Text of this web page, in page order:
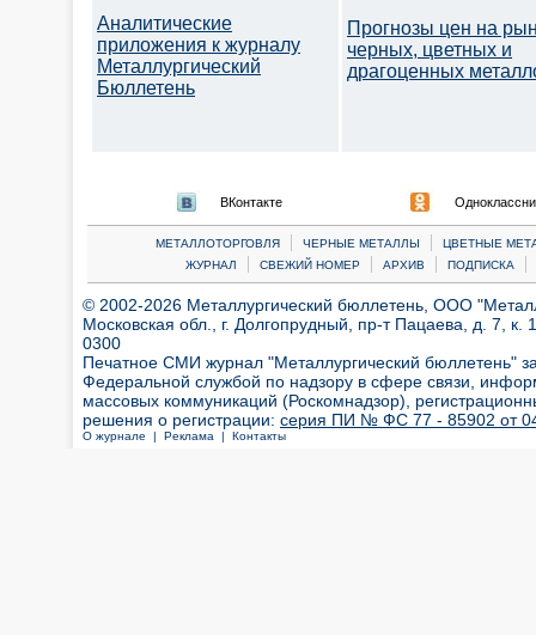
Аналитические
приложения к журналу
Металлургический
Бюллетень
Прогнозы цен на
черных, цветных и
драгоценных
ВКонтакте
МЕТАЛЛОТОРГОВЛЯ | ЧЕРНЫЕ МЕТАЛЛЫ |
ЦВЕТНЫЕ
ЖУРНАЛ
| СВЕЖИЙ НОМЕР | АРХИВ | ПОДПИСКА |
© 2002-2026 Металлургический бюллетень, ООО
Московская обл., г. Долгопрудный, пр-т Пацаева, д. 7,
0300
Печатное СМИ журнал "Металлургический бюллетень"
Федеральной службой по надзору в сфере связи,
массовых коммуникаций (Роскомнадзор),
решения о регистрации: серия ПИ № ФС 77 - 85902 от 04
О журнале | Реклама | Контакты